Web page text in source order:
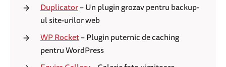
Duplicator– Un plugin grozav pentru backup-
ul site-urilor web
WP Rocket– Plugin puternic de caching
pentru WordPress